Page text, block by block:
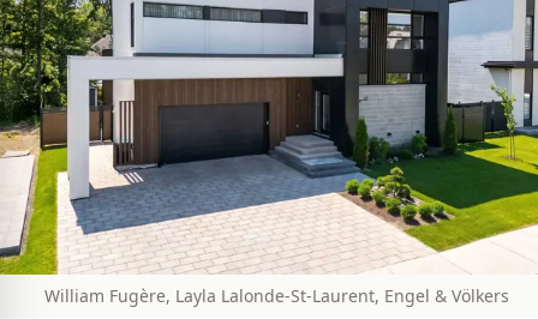
William Fugère, Layla Lalonde-St-Laurent, Engel & Völkers